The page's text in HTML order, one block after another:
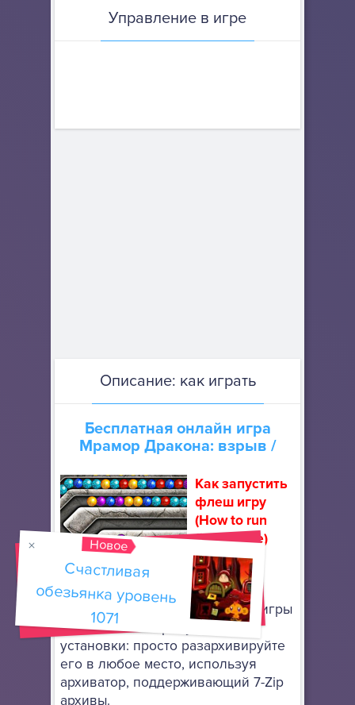
Управление в игре
Описание: как играть
Бесплатная онлайн игра
Мрамор Дракона: взрыв /
Как запустить
флеш игру
(How to run
flash game)
Скачайте
портативный браузер Mozilla
Firefox, чтобы запускать флеш игры
онлайн. Он не требует особой
установки: просто разархивируйте
его в любое место, используя
архиватор, поддерживающий 7-Zip
архивы.
Новое
Счастливая
обезьянка уровень
1071